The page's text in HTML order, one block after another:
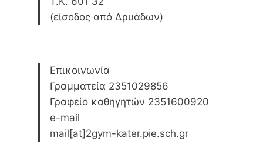
ΣΤΗΝ
11Η
ΒΈΡΟΙΑΣ
(είσοδος από Δρυάδων)
Επικοινωνία
Γραμματεία 2351029856
Γραφείο καθηγητών 2351600920
e-mail
mail[at]2gym-kater.pie.sch.gr